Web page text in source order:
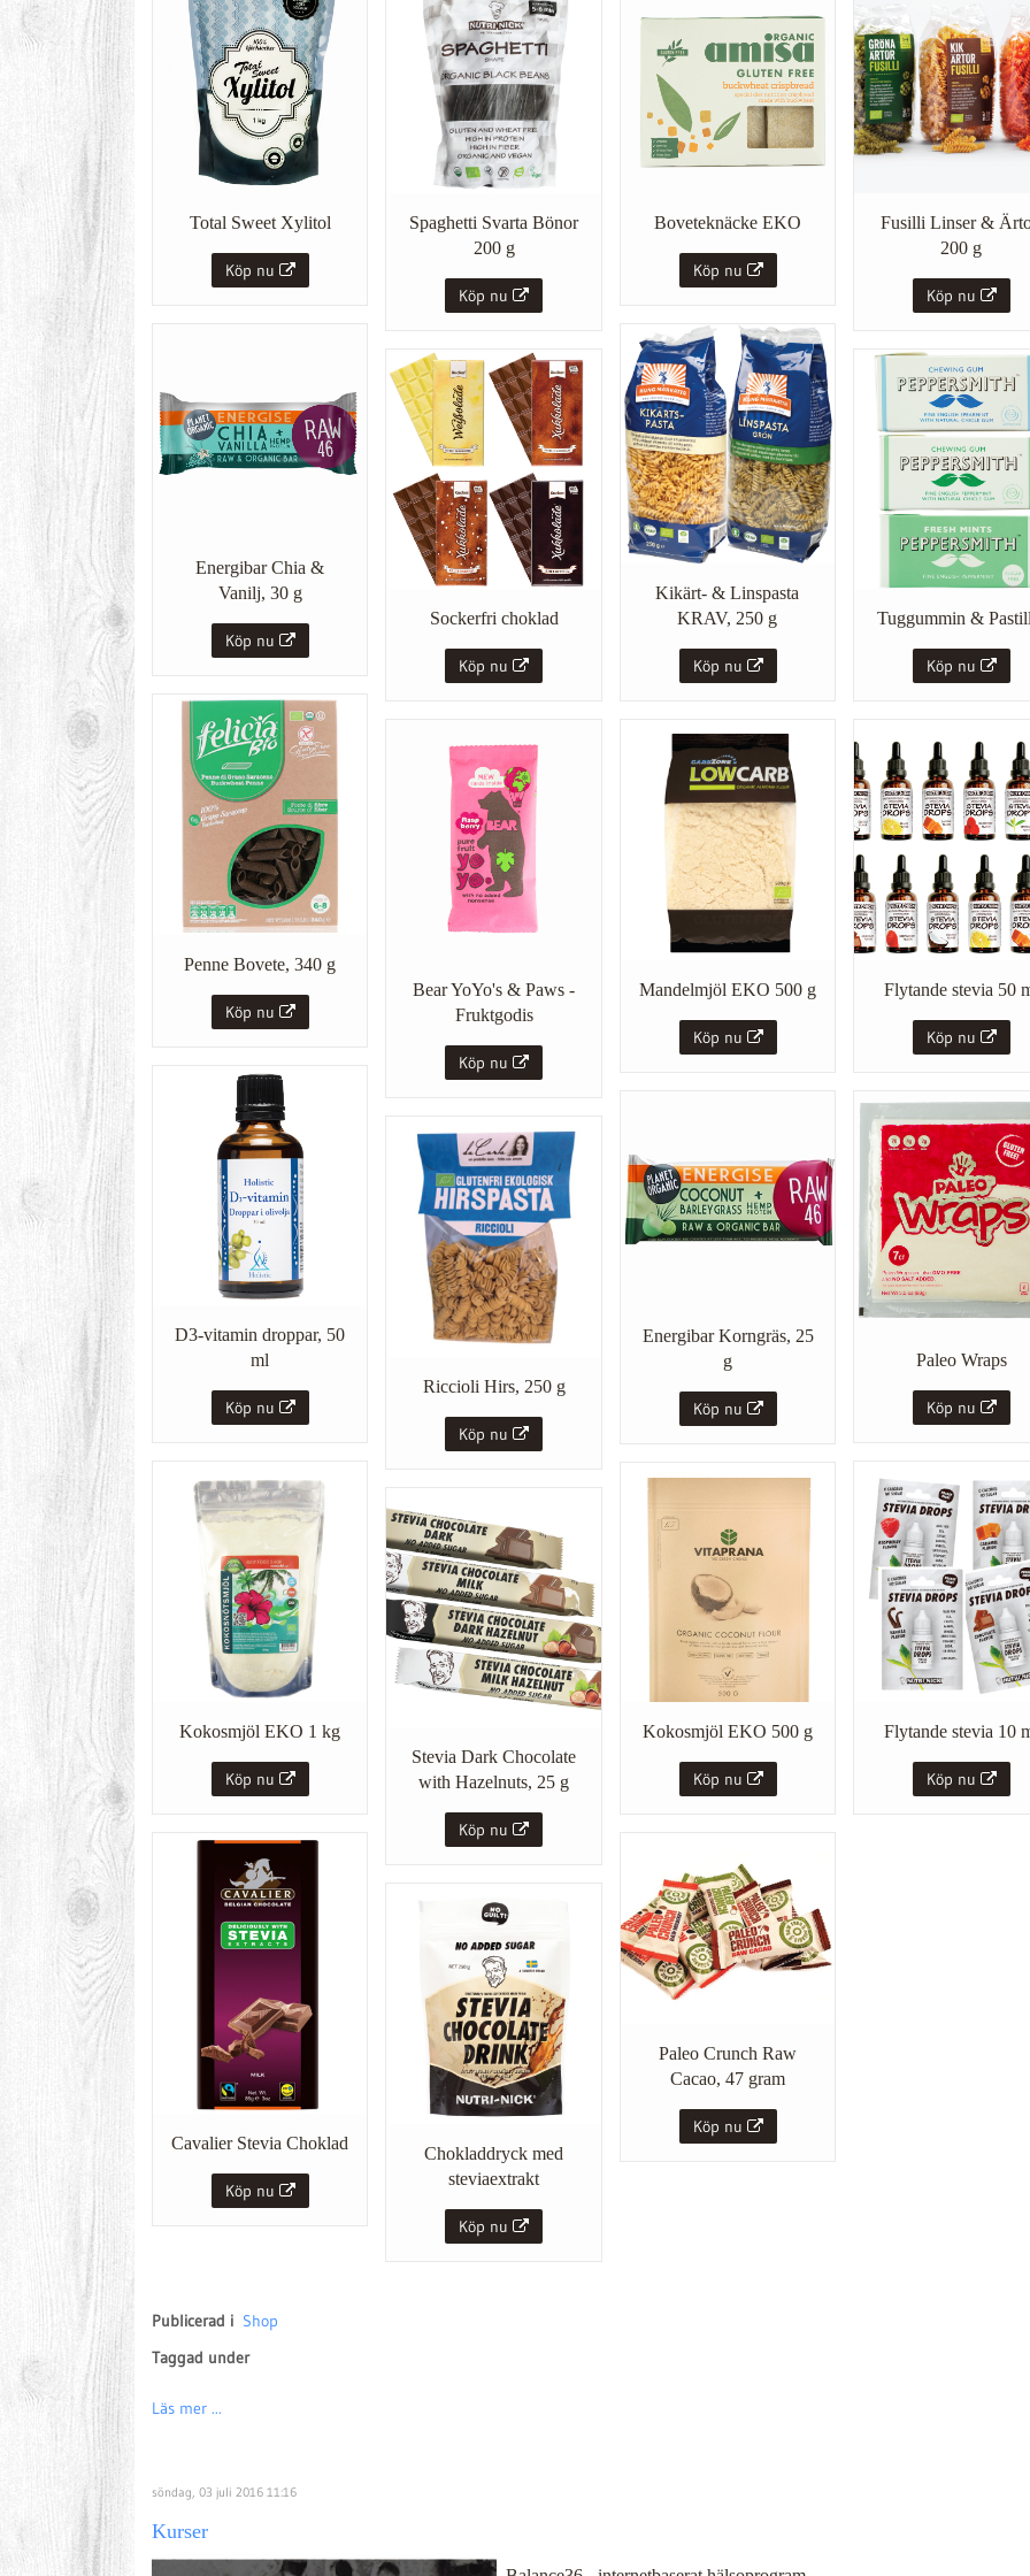
Total Sweet Xylitol
Köp nu
Spaghetti Svarta Bönor
200 g
Köp nu
Boveteknäcke EKO
Köp nu
Fusilli Linser &
200 g
Köp nu
Energibar Chia &
Vanilj, 30 g
Köp nu
Sockerfri choklad
Köp nu
Kikärt- & Linspasta
KRAV, 250 g
Köp nu
Tuggummin &
Köp nu
Penne Bovete, 340 g
Köp nu
Bear YoYo's & Paws -
Fruktgodis
Köp nu
Mandelmjöl EKO 500 g
Köp nu
Flytande stevia 50
Köp nu
D3-vitamin droppar, 50
ml
Köp nu
Riccioli Hirs, 250 g
Köp nu
Energibar Korngräs, 25
g
Köp nu
Paleo Wraps
Köp nu
Kokosmjöl EKO 1 kg
Köp nu
Stevia Dark Chocolate
with Hazelnuts, 25 g
Köp nu
Kokosmjöl EKO 500 g
Köp nu
Flytande stevia 10
Köp nu
Cavalier Stevia Choklad
Köp nu
Chokladdryck med
steviaextrakt
Köp nu
Paleo Crunch Raw
Cacao, 47 gram
Köp nu
Publicerad i Shop
Taggad under
Läs mer ...
söndag, 03 juli 2016 11:16
Kurser